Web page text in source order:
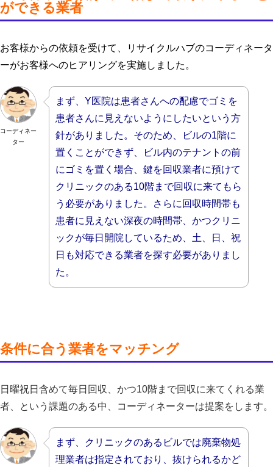
ができる業者
お客様からの依頼を受けて、リサイクルハブのコーディネータ
ーがお客様へのヒアリングを実施しました。
コーディネー
ター
まず、Y医院は患者さんへの配慮でゴミを
患者さんに見えないようにしたいという方
針がありました。そのため、ビルの1階に
置くことができず、ビル内のテナントの前
にゴミを置く場合、鍵を回収業者に預けて
クリニックのある10階まで回収に来てもら
う必要がありました。さらに回収時間帯も
患者に見えない深夜の時間帯、かつクリニ
ックが毎日開院しているため、土、日、祝
日も対応できる業者を探す必要がありまし
た。
条件に合う業者をマッチング
日曜祝日含めて毎日回収、かつ10階まで回収に来てくれる業
者、という課題のある中、コーディネーターは提案をします。
まず、クリニックのあるビルでは廃棄物処
理業者は指定されており、抜けられるかど